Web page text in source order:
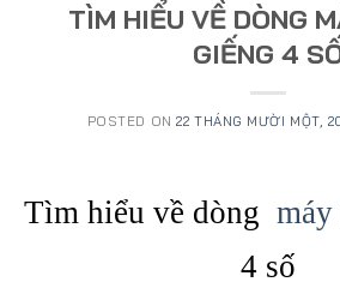
TÌM HIỂU VỀ DÒNG
GIẾNG 4
POSTED ON22 THÁNG MƯỜI MỘT,
Tìm hiểu về dòng
4 số